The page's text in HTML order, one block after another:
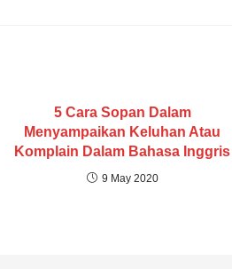
5 Cara Sopan Dalam
Menyampaikan Keluhan Atau
Komplain Dalam Bahasa Inggris
9 May 2020